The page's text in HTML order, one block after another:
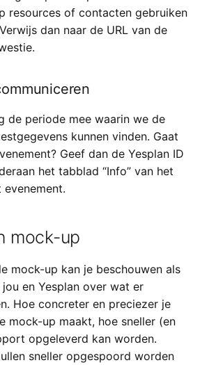
resources of contacten gebruiken
dan naar de URL van de
de periode mee waarin we de
kunnen vinden. Gaat
Geef dan de Yesplan ID
het tabblad “Info” van het
mock-up
mock-up kan je beschouwen als
en Yesplan over wat er
Hoe concreter en preciezer je
mock-up maakt, hoe sneller (en
opgeleverd kan worden.
sneller opgespoord worden